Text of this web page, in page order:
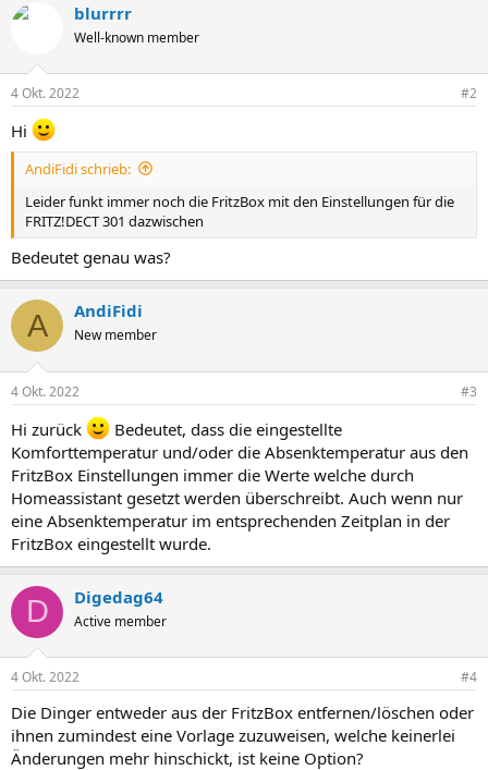
blurrrr
Well-known member
4 Okt. 2022 #2
Hi
AndiFidi schrieb:
Leider funkt immer noch die FritzBox mit den Einstellungen für die
FRITZ!DECT 301 dazwischen
Bedeutet genau was?
A AndiFidi
New member
4 Okt. 2022 #3
Hi zurück
Bedeutet, dass die eingestellte
Komforttemperatur und/oder die Absenktemperatur aus den
FritzBox Einstellungen immer die Werte welche durch
Homeassistant gesetzt werden überschreibt. Auch wenn nur
eine Absenktemperatur im entsprechenden Zeitplan in der
FritzBox eingestellt wurde.
D Digedag64
Active member
4 Okt. 2022 #4
Die Dinger entweder aus der FritzBox entfernen/löschen oder
ihnen zumindest eine Vorlage zuzuweisen, welche keinerlei
Änderungen mehr hinschickt, ist keine Option?